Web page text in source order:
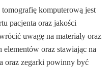
komputerową jest
pacjenta oraz jakości
uwagę na materiały oraz
oraz stawiając na
oraz zegarki powinny być